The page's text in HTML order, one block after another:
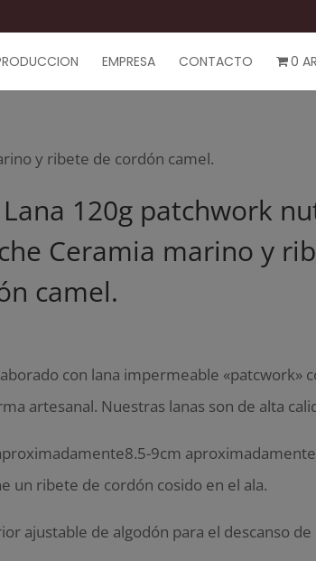
EMPRESA CONTACTO 0
y ribete de cordón camel.
120g patchwork
Ceramia marino y
camel.
con lana impermeable «patcwork»
artesanal. Nuestras lanas son de alta
9cm
un ribete de cordón cosido en el ala.
ajustable de algodón para el descanso de